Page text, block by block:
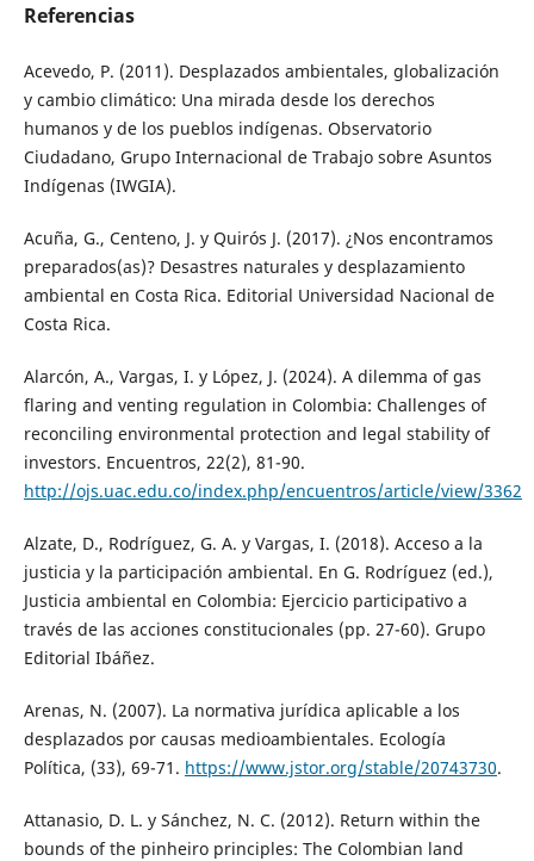
Referencias
Acevedo, P. (2011). Desplazados ambientales, globalización
y cambio climático: Una mirada desde los derechos
humanos y de los pueblos indígenas. Observatorio
Ciudadano, Grupo Internacional de Trabajo sobre Asuntos
Indígenas (IWGIA).
Acuña, G., Centeno, J. y Quirós J. (2017). ¿Nos encontramos
preparados(as)? Desastres naturales y desplazamiento
ambiental en Costa Rica. Editorial Universidad Nacional de
Costa Rica.
Alarcón, A., Vargas, I. y López, J. (2024). A dilemma of gas
flaring and venting regulation in Colombia: Challenges of
reconciling environmental protection and legal stability of
investors. Encuentros, 22(2), 81-90.
http://ojs.uac.edu.co/index.php/encuentros/article/view/3362
Alzate, D., Rodríguez, G. A. y Vargas, I. (2018). Acceso a la
justicia y la participación ambiental. En G. Rodríguez (ed.),
Justicia ambiental en Colombia: Ejercicio participativo a
través de las acciones constitucionales (pp. 27-60). Grupo
Editorial Ibáñez.
Arenas, N. (2007). La normativa jurídica aplicable a los
desplazados por causas medioambientales. Ecología
Política, (33), 69-71. https://www.jstor.org/stable/20743730.
Attanasio, D. L. y Sánchez, N. C. (2012). Return within the
bounds of the pinheiro principles: The Colombian land